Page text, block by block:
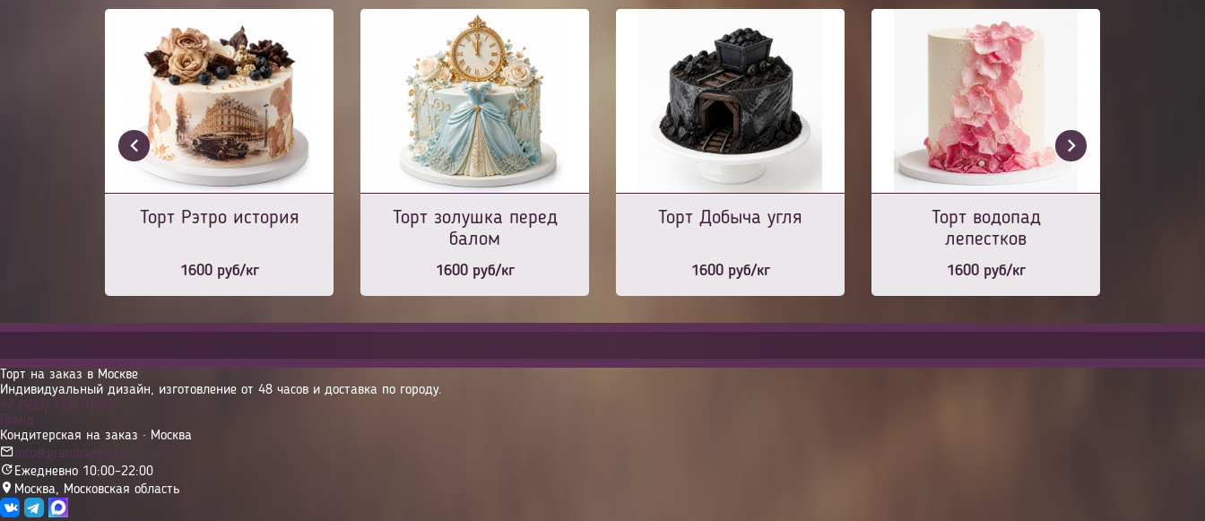
Торт Рэтро история
1600руб/кг
Торт золушка перед
балом
1600руб/кг
Торт Добыча угля
1600руб/кг
Торт водопад
лепестков
1600руб/кг
Торт на заказ в Москве
Индивидуальный дизайн, изготовление от 48 часов и доставка по городу.
+7 (499) 113-70-93
Гранд
Кондитерская на заказ · Москва
info@grandcakes.ru
Ежедневно 10:00–22:00
Москва, Московская область